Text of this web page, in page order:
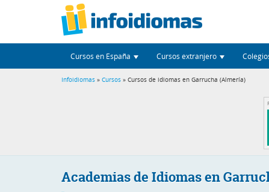
Cursos en España Cursos extranjero
Infoidiomas » Cursos » Cursos de idiomas en Garrucha (Almería)
Academias de Idiomas en